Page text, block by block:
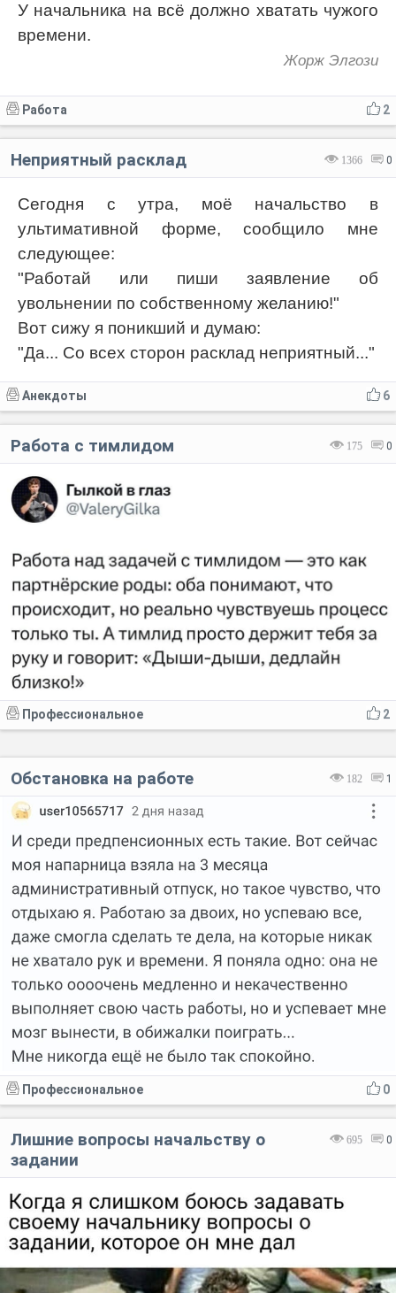
У начальника на всё должно хватать чужого
времени.
Жорж Элгози
2
Работа
1366 0
Неприятный расклад
Сегодня с утра, моё начальство в
ультимативной форме, сообщило мне
следующее:
"Работай или пиши заявление об
увольнении по собственному желанию!"
Вот сижу я поникший и думаю:
"Да... Со всех сторон расклад неприятный..."
6
Анекдоты
175 0
Работа с тимлидом
2
Профессиональное
182 1
Обстановка на работе
0
Профессиональное
695 0
Лишние вопросы начальству о
задании